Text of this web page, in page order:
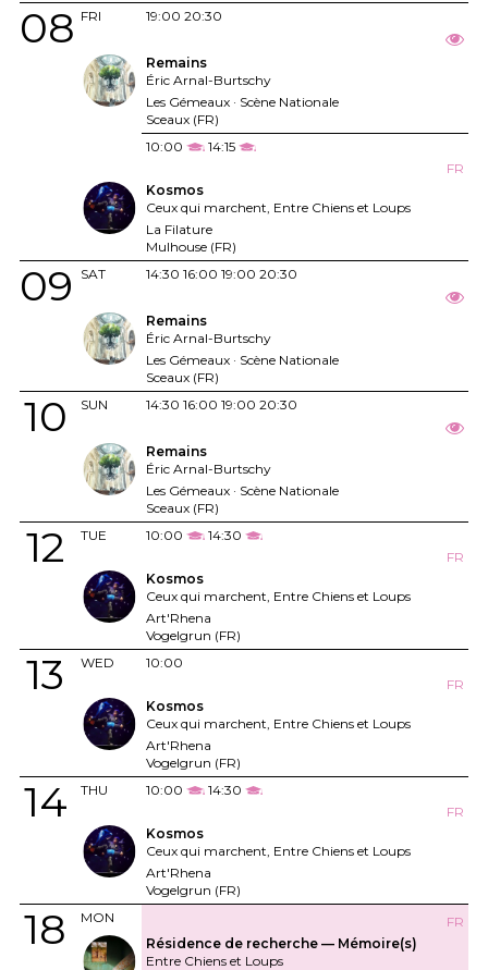
FRI
08 19:00 20:30
Remains
Éric Arnal-Burtschy
Les Gémeaux · Scène Nationale
Sceaux (FR)
10:00
14:15
FR
Kosmos
Ceux qui marchent, Entre Chiens et Loups
La Filature
Mulhouse (FR)
SAT
09 14:30 16:00 19:00 20:30
Remains
Éric Arnal-Burtschy
Les Gémeaux · Scène Nationale
Sceaux (FR)
SUN
10 14:30 16:00 19:00 20:30
Remains
Éric Arnal-Burtschy
Les Gémeaux · Scène Nationale
Sceaux (FR)
TUE
12 10:00
14:30
FR
Kosmos
Ceux qui marchent, Entre Chiens et Loups
Art'Rhena
Vogelgrun (FR)
WED
13
10:00
FR
Kosmos
Ceux qui marchent, Entre Chiens et Loups
Art'Rhena
Vogelgrun (FR)
THU
14 10:00
14:30
FR
Kosmos
Ceux qui marchent, Entre Chiens et Loups
Art'Rhena
Vogelgrun (FR)
MON
18
FR
Résidence de recherche — Mémoire(s)
Entre Chiens et Loups